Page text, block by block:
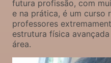
futura profissão, com
e na prática, é um curso
professores
estrutura física
área.